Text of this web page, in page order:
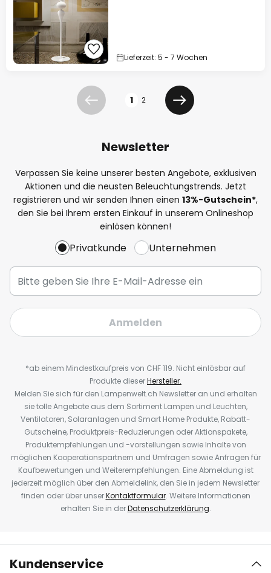
Lieferzeit: 5 - 7 Wochen
Zurück 1 2
Weiter
Newsletter
Verpassen Sie keine unserer besten Angebote, exklusiven
Aktionen und die neusten Beleuchtungstrends. Jetzt
registrieren und wir senden Ihnen einen 13%-Gutschein*,
den Sie bei Ihrem ersten Einkauf in unserem Onlineshop
einlösen können!
Privatkunde Unternehmen
Anmelden
*ab einem Mindestkaufpreis von CHF 119. Nicht einlösbar auf
Produkte dieserHersteller.
Melden Sie sich für den Lampenwelt.ch Newsletter an und erhalten
sie tolle Angebote aus dem Sortiment Lampen und Leuchten,
Ventilatoren, Solaranlagen und Smart Home Produkte, Rabatt-
Gutscheine, Produktpreis-Reduzierungen oder Aktionspakete,
Produktempfehlungen und -vorstellungen sowie Inhalte von
möglichen Kooperationspartnern und Umfragen sowie Anfragen für
Kaufbewertungen und Weiterempfehlungen. Eine Abmeldung ist
jederzeit möglich über den Abmeldelink, den Sie in jedem Newsletter
finden oder über unserKontaktformular. Weitere Informationen
erhalten Sie in derDatenschutzerklärung.
Kundenservice